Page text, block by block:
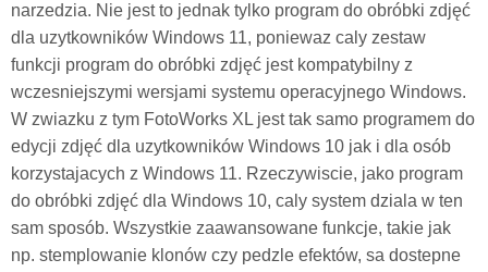
narzedzia. Nie jest to jednak tylko program do obróbki zdjęć
dla uzytkowników Windows 11, poniewaz caly zestaw
funkcji program do obróbki zdjęć jest kompatybilny z
wczesniejszymi wersjami systemu operacyjnego Windows.
W zwiazku z tym FotoWorks XL jest tak samo programem do
edycji zdjęć dla uzytkowników Windows 10 jak i dla osób
korzystajacych z Windows 11. Rzeczywiscie, jako program
do obróbki zdjęć dla Windows 10, caly system dziala w ten
sam sposób. Wszystkie zaawansowane funkcje, takie jak
np. stemplowanie klonów czy pedzle efektów, sa dostepne